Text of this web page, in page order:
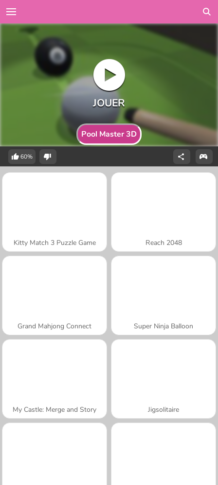
Pool Master 3D
60%
Kitty Match 3 Puzzle Game Reach 2048
Grand Mahjong Connect Super Ninja Balloon
My Castle: Merge and Story Jigsolitaire